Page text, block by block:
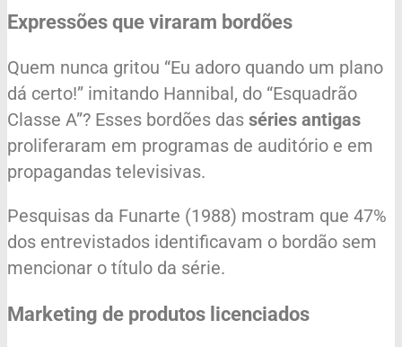
Expressões que viraram bordões
Quem nunca gritou “Eu adoro quando um plano
dá certo!” imitando Hannibal, do “Esquadrão
Classe A”? Esses bordões das séries antigas
proliferaram em programas de auditório e em
propagandas televisivas.
Pesquisas da Funarte (1988) mostram que 47%
dos entrevistados identificavam o bordão sem
mencionar o título da série.
Marketing de produtos licenciados